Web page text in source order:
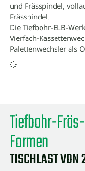
und Frässpindel,
Frässpindel.
Die Tiefbohr-ELB-
Vierfach-
Palettenwechsler als
Tiefbohr-
Formen
TISCHLAST